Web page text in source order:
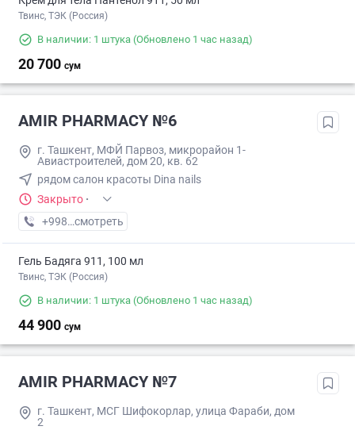
Твинс, ТЭК (Россия)
В наличии: 1 штука (Обновлено 1 час назад)
20 700 сум
AMIR PHARMACY №6
г. Ташкент, МФЙ Парвоз, микрорайон 1-
Авиастроителей, дом 20, кв. 62
рядом салон красоты Dina nails
Закрыто ·
+998 (77) XXX-XX-XX
смотреть
Гель Бадяга 911, 100 мл
Твинс, ТЭК (Россия)
В наличии: 1 штука (Обновлено 1 час назад)
44 900 сум
AMIR PHARMACY №7
г. Ташкент, МСГ Шифокорлар, улица Фараби, дом
2